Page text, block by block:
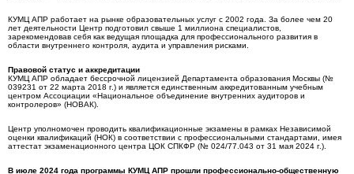
КУМЦ АПР работает на рынке образовательных услуг с 2002 года. За более чем 20
лет деятельности Центр подготовил свыше 1 миллиона специалистов,
зарекомендовав себя как ведущая площадка для профессионального развития в
области внутреннего контроля, аудита и управления рисками.
Правовой статус и аккредитации
КУМЦ АПР обладает бессрочной лицензией Департамента образования Москвы (№
039231 от 22 марта 2018 г.) и является единственным аккредитованным учебным
центром Ассоциации «Национальное объединение внутренних аудиторов и
контролеров» (НОВАК).
Центр уполномочен проводить квалификационные экзамены в рамках Независимой
оценки квалификаций (НОК) в соответствии с профессиональными стандартами, имея
аттестат экзаменационного центра ЦОК СПКФР (№ 024/77.043 от 31 мая 2024 г.).
В июле 2024 года программы КУМЦ АПР прошли профессионально-общественную